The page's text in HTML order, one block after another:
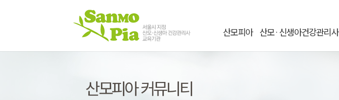
산모피아 산모ㆍ신생아건강관리사
산모피아 커뮤니티